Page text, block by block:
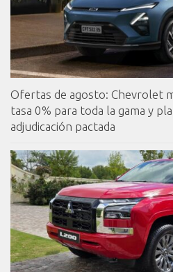
Ofertas de agosto: Chevrolet
tasa 0% para toda la gama y
adjudicación pactada